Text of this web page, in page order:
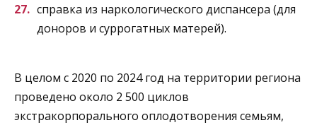
справка из наркологического диспансера (для
доноров и суррогатных матерей).
В целом с 2020 по 2024 год на территории региона
проведено около 2 500 циклов
экстракорпорального оплодотворения семьям,